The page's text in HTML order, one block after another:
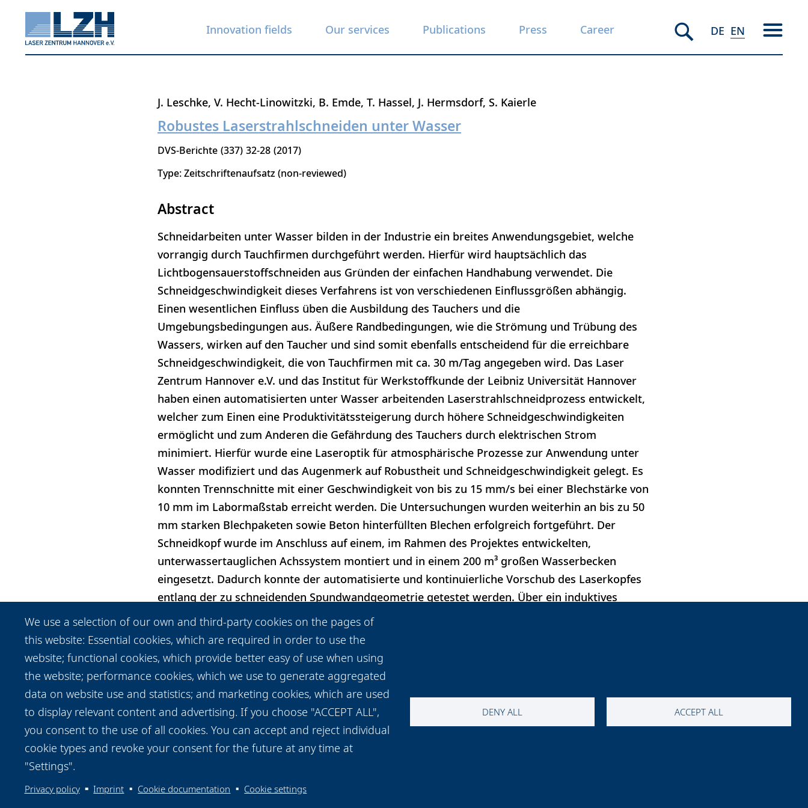
Innovation fields Our services Publications Press Career DE EN
J. Leschke V. Hecht-Linowitzki B. Emde T. Hassel J. Hermsdorf S. Kaierle
Robustes Laserstrahlschneiden unter Wasser
DVS-Berichte 337 32-28 2017
Type: Zeitschriftenaufsatz (non-reviewed)
Abstract
Schneidarbeiten unter Wasser bilden in der Industrie ein breites Anwendungsgebiet, welche
vorrangig durch Tauchfirmen durchgeführt werden. Hierfür wird hauptsächlich das
Lichtbogensauerstoffschneiden aus Gründen der einfachen Handhabung verwendet. Die
Schneidgeschwindigkeit dieses Verfahrens ist von verschiedenen Einflussgrößen abhängig.
Einen wesentlichen Einfluss üben die Ausbildung des Tauchers und die
Umgebungsbedingungen aus. Äußere Randbedingungen, wie die Strömung und Trübung des
Wassers, wirken auf den Taucher und sind somit ebenfalls entscheidend für die erreichbare
Schneidgeschwindigkeit, die von Tauchfirmen mit ca. 30 m/Tag angegeben wird. Das Laser
Zentrum Hannover e.V. und das Institut für Werkstoffkunde der Leibniz Universität Hannover
haben einen automatisierten unter Wasser arbeitenden Laserstrahlschneidprozess entwickelt,
welcher zum Einen eine Produktivitätssteigerung durch höhere Schneidgeschwindigkeiten
ermöglicht und zum Anderen die Gefährdung des Tauchers durch elektrischen Strom
minimiert. Hierfür wurde eine Laseroptik für atmosphärische Prozesse zur Anwendung unter
Wasser modifiziert und das Augenmerk auf Robustheit und Schneidgeschwindigkeit gelegt. Es
konnten Trennschnitte mit einer Geschwindigkeit von bis zu 15 mm/s bei einer Blechstärke von
10 mm im Labormaßstab erreicht werden. Die Untersuchungen wurden weiterhin an bis zu 50
mm starken Blechpaketen sowie Beton hinterfüllten Blechen erfolgreich fortgeführt. Der
Schneidkopf wurde im Anschluss auf einem, im Rahmen des Projektes entwickelten,
unterwassertauglichen Achssystem montiert und in einem 200 m³ großen Wasserbecken
eingesetzt. Dadurch konnte der automatisierte und kontinuierliche Vorschub des Laserkopfes
entlang der zu schneidenden Spundwandgeometrie getestet werden. Über ein induktives
Sensorsystem wurde der Abstand zwischen dem zu schneidenden Material und dem
Schneidkopf eingestellt. Zur Prozessüberwachung und Qualitätssicherung wurde eine Schneid-
Sensorik eingesetzt, die auf einem optoelektronischen Sensor basiert. In diesem Artikel
werden die Ergebnisse der Untersuchungen der Abhängigkeit von Laserparametern wie
Düsenabstand und Fokusposition, Laserleistung, Materialstärke und Schneidgasdruck
vorgestellt.
We use a selection of our own and third-party cookies on the pages of
this website: Essential cookies, which are required in order to use the
website; functional cookies, which provide better easy of use when using
the website; performance cookies, which we use to generate aggregated
data on website use and statistics; and marketing cookies, which are used
to display relevant content and advertising. If you choose "ACCEPT ALL",
you consent to the use of all cookies. You can accept and reject individual
cookie types and revoke your consent for the future at any time at
"Settings".
Privacy policy Imprint Cookie documentation Cookie settings
DENY ALL ACCEPT ALL
Data protection notice Legal Imprint Contact and map